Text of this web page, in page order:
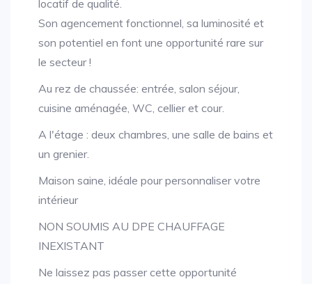
locatif de qualité.
Son agencement fonctionnel, sa luminosité et
son potentiel en font une opportunité rare sur
le secteur !
Au rez de chaussée: entrée, salon séjour,
cuisine aménagée, WC, cellier et cour.
A l'étage : deux chambres, une salle de bains et
un grenier.
Maison saine, idéale pour personnaliser votre
intérieur
NON SOUMIS AU DPE CHAUFFAGE
INEXISTANT
Ne laissez pas passer cette opportunité